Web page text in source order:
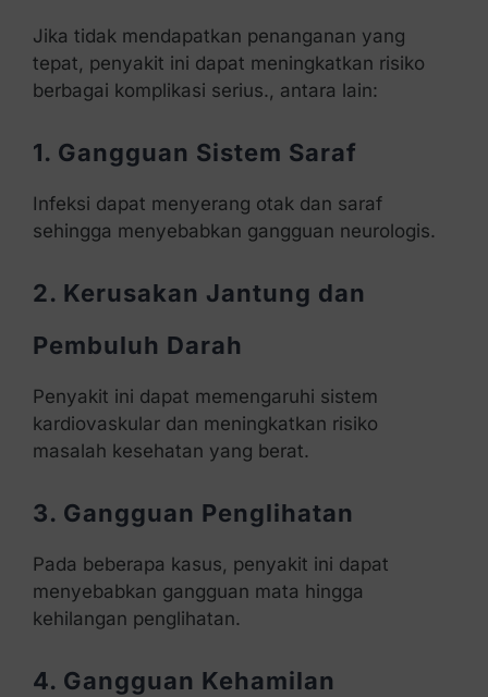
Jika tidak mendapatkan penanganan yang
tepat, penyakit ini dapat meningkatkan risiko
berbagai komplikasi serius., antara lain:
1. Gangguan Sistem Saraf
Infeksi dapat menyerang otak dan saraf
sehingga menyebabkan gangguan neurologis.
2. Kerusakan Jantung dan
Pembuluh Darah
Penyakit ini dapat memengaruhi sistem
kardiovaskular dan meningkatkan risiko
masalah kesehatan yang berat.
3. Gangguan Penglihatan
Pada beberapa kasus, penyakit ini dapat
menyebabkan gangguan mata hingga
kehilangan penglihatan.
4. Gangguan Kehamilan